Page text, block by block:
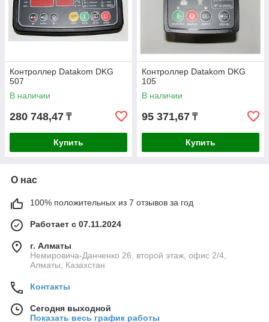
Контроллер Datakom DKG
507
В наличии
280 748,47 ₸
Купить
Контроллер Datakom DKG
105
В наличии
95 371,67 ₸
Купить
О нас
100% положительных из 7 отзывов за год
Работает с 07.11.2024
г. Алматы
Немировича-Данченко 26, второй этаж, офис 2/4,
Алматы, Казахстан
Контакты
Сегодня выходной
Показать весь график работы